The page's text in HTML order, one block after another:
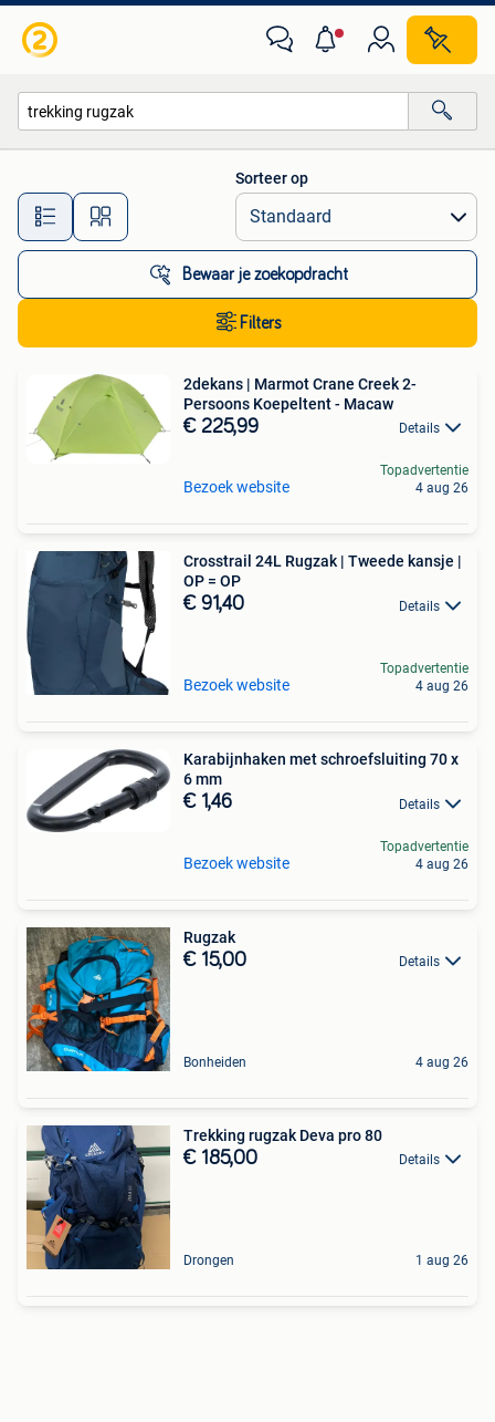
Alle afstanden…
Sorteer op
Bewaar je zoekopdracht
Filters
2dekans | Marmot Crane Creek 2-
Persoons Koepeltent - Macaw
€ 225,99 Details
Bezoek website
Topadvertentie
4 aug 26
Crosstrail 24L Rugzak | Tweede kansje |
OP = OP
€ 91,40 Details
Bezoek website
Topadvertentie
4 aug 26
Karabijnhaken met schroefsluiting 70 x
6 mm
€ 1,46 Details
Bezoek website
Topadvertentie
4 aug 26
Rugzak
€ 15,00 Details
Bonheiden 4 aug 26
Trekking rugzak Deva pro 80
€ 185,00 Details
Drongen 1 aug 26